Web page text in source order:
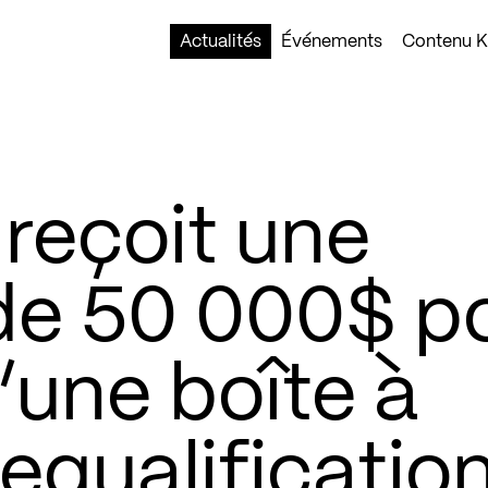
Actualités
Événements Contenu
reçoit une
50 000$
boîte à